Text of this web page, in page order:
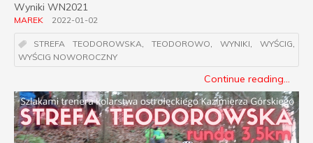
Wyniki WN2021
MAREK 2022-01-02
STREFA TEODOROWSKA, TEODOROWO, WYNIKI, WYŚCIG,
WYŚCIG NOWOROCZNY
Continue reading...